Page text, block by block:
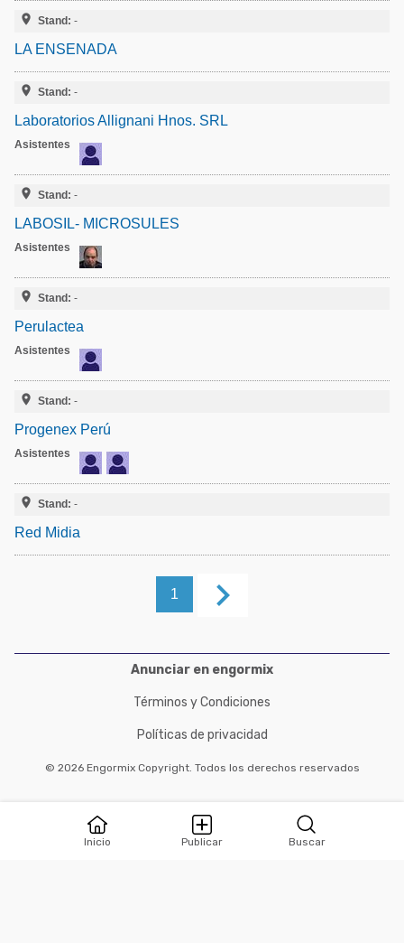
Inicio Publicar Buscar
 Stand: -
LA ENSENADA
 Stand: -
Laboratorios Allignani Hnos. SRL
Asistentes
 Stand: -
LABOSIL- MICROSULES
Asistentes
 Stand: -
Perulactea
Asistentes
 Stand: -
Progenex Perú
Asistentes
 Stand: -
Red Midia
1 keyboard_arrow_right
Anunciar en engormix
Términos y Condiciones
Políticas de privacidad
© 2026 Engormix Copyright. Todos los derechos reservados